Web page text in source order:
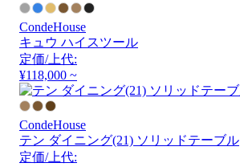
CondeHouse
キュウ ハイスツール
定価/上代:
¥118,000 ~
CondeHouse
テン ダイニング(21) ソリッドテーブル
定価/上代: